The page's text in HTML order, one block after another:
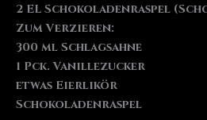
2 EL Schokoladenraspel
Zum Verzieren:
300 ml Schlagsahne
1 Pck. Vanillezucker
etwas Eierlikör
Schokoladenraspel